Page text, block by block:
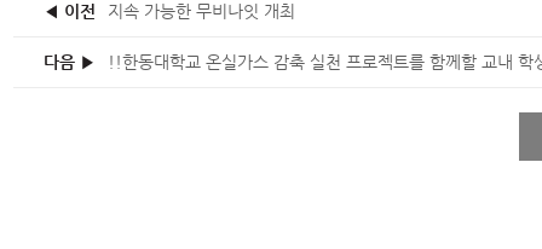
◀ 이전 지속 가능한 무비나잇 개최
다음 ▶